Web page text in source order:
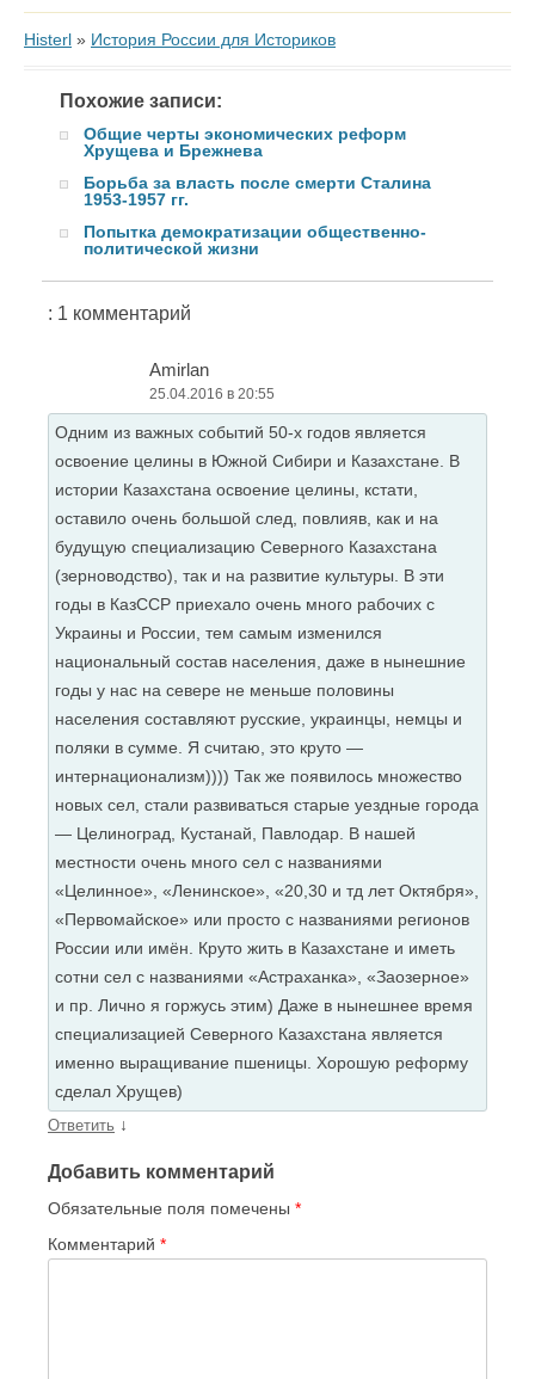
Histerl » История России для Историков
Похожие записи:
Общие черты экономических реформ
Хрущева и Брежнева
Борьба за власть после смерти Cталина
1953-1957 гг.
Попытка демократизации общественно-
политической жизни
: 1 комментарий
Amirlan
25.04.2016 в 20:55
Одним из важных событий 50-х годов является
освоение целины в Южной Сибири и Казахстане. В
истории Казахстана освоение целины, кстати,
оставило очень большой след, повлияв, как и на
будущую специализацию Северного Казахстана
(зерноводство), так и на развитие культуры. В эти
годы в КазССР приехало очень много рабочих с
Украины и России, тем самым изменился
национальный состав населения, даже в нынешние
годы у нас на севере не меньше половины
населения составляют русские, украинцы, немцы и
поляки в сумме. Я считаю, это круто —
интернационализм)))) Так же появилось множество
новых сел, стали развиваться старые уездные города
— Целиноград, Кустанай, Павлодар. В нашей
местности очень много сел с названиями
«Целинное», «Ленинское», «20,30 и тд лет Октября»,
«Первомайское» или просто с названиями регионов
России или имён. Круто жить в Казахстане и иметь
сотни сел с названиями «Астраханка», «Заозерное»
и пр. Лично я горжусь этим) Даже в нынешнее время
специализацией Северного Казахстана является
именно выращивание пшеницы. Хорошую реформу
сделал Хрущев)
Ответить ↓
Добавить комментарий
Обязательные поля помечены *
Комментарий *